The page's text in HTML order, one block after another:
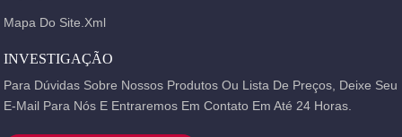
Mapa Do Site.xml
INVESTIGAÇÃO
Para Dúvidas Sobre Nossos Produtos Ou Lista De Preços, Deixe Seu
E-Mail Para Nós E Entraremos Em Contato Em Até 24 Horas.